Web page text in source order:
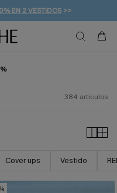
EN 2 VESTIDOS>>
-10% EXTRA!
DE 49 € >>
384 artículos
Cover ups Vestido